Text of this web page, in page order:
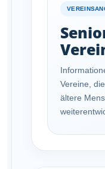
Vereine,
ältere